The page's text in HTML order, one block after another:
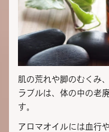
肌の荒れや脚のむくみ
ラブルは、体の中の老
す。
アロマオイルには血行